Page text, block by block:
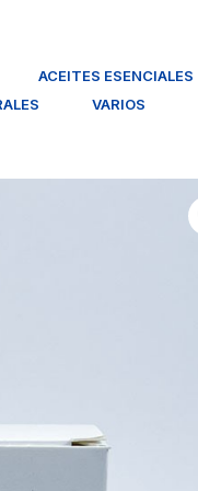
ACEITES ESENCIALES
VARIOS